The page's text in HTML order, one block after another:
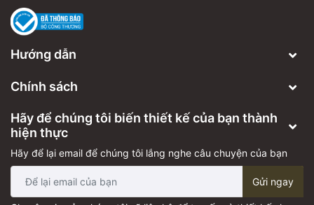
Hướng dẫn
Chính sách
Hãy để chúng tôi biến thiết kế của bạn thành
hiện thực
Hãy để lại email để chúng tôi lắng nghe câu chuyện của bạn
Gửi ngay